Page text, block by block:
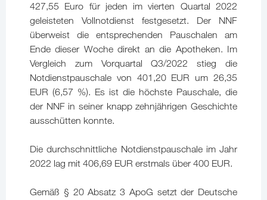
427,55 Euro für jeden im vierten Quartal 2022
geleisteten Vollnotdienst festgesetzt. Der NNF
überweist die entsprechenden Pauschalen am
Ende dieser Woche direkt an die Apotheken. Im
Vergleich zum Vorquartal Q3/2022 stieg die
Notdienstpauschale von 401,20 EUR um 26,35
EUR (6,57 %). Es ist die höchste Pauschale, die
der NNF in seiner knapp zehnjährigen Geschichte
ausschütten konnte.
Die durchschnittliche Notdienstpauschale im Jahr
2022 lag mit 406,69 EUR erstmals über 400 EUR.
Gemäß § 20 Absatz 3 ApoG setzt der Deutsche